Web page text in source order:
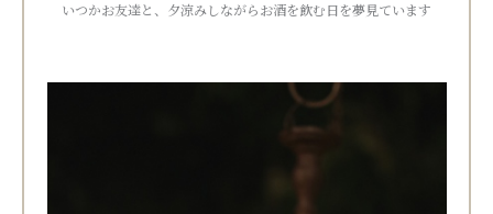
いつかお友達と、夕涼みしながらお酒を飲む日を夢見ています